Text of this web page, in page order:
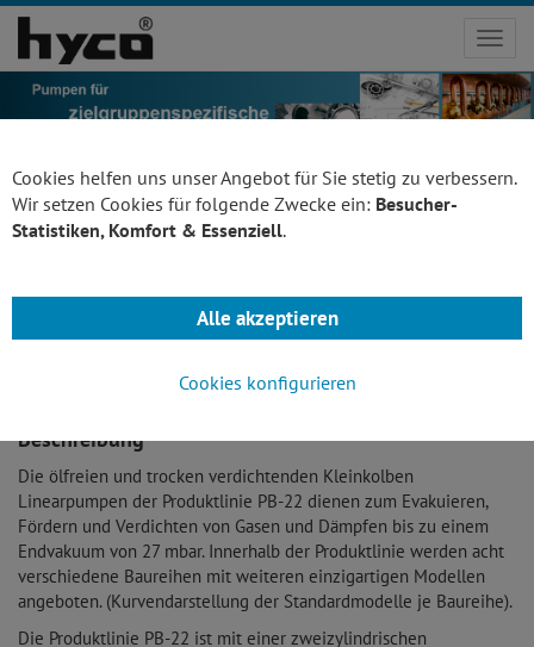
Kleinkolben Linearpumpe
Beschreibung
Die ölfreien und trocken verdichtenden Kleinkolben
Linearpumpen der Produktlinie PB-22 dienen zum Evakuieren,
Fördern und Verdichten von Gasen und Dämpfen bis zu einem
Endvakuum von 27 mbar. Innerhalb der Produktlinie werden acht
verschiedene Baureihen mit weiteren einzigartigen Modellen
angeboten. (Kurvendarstellung der Standardmodelle je Baureihe).
Die Produktlinie PB-22 ist mit einer zweizylindrischen
Cookies helfen uns unser Angebot für Sie stetig zu verbessern.
Wir setzen Cookies für folgende Zwecke ein: Besucher-
Statistiken, Komfort & Essenziell.
Cookies konfigurieren
Alle akzeptieren